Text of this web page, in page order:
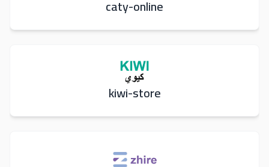
caty-online
kiwi-store